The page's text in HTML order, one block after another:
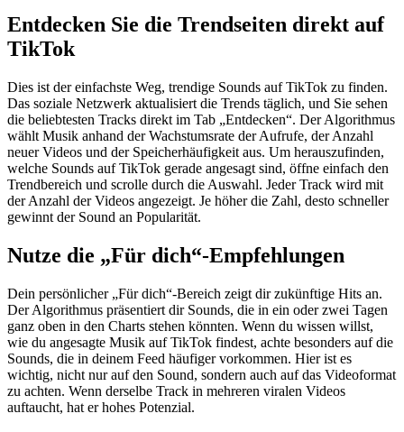
Entdecken Sie die Trendseiten direkt auf
TikTok
Dies ist der einfachste Weg, trendige Sounds auf TikTok zu finden.
Das soziale Netzwerk aktualisiert die Trends täglich, und Sie sehen
die beliebtesten Tracks direkt im Tab „Entdecken“. Der Algorithmus
wählt Musik anhand der Wachstumsrate der Aufrufe, der Anzahl
neuer Videos und der Speicherhäufigkeit aus. Um herauszufinden,
welche Sounds auf TikTok gerade angesagt sind, öffne einfach den
Trendbereich und scrolle durch die Auswahl. Jeder Track wird mit
der Anzahl der Videos angezeigt. Je höher die Zahl, desto schneller
gewinnt der Sound an Popularität.
Nutze die „Für dich“-Empfehlungen
Dein persönlicher „Für dich“-Bereich zeigt dir zukünftige Hits an.
Der Algorithmus präsentiert dir Sounds, die in ein oder zwei Tagen
ganz oben in den Charts stehen könnten. Wenn du wissen willst,
wie du angesagte Musik auf TikTok findest, achte besonders auf die
Sounds, die in deinem Feed häufiger vorkommen. Hier ist es
wichtig, nicht nur auf den Sound, sondern auch auf das Videoformat
zu achten. Wenn derselbe Track in mehreren viralen Videos
auftaucht, hat er hohes Potenzial.